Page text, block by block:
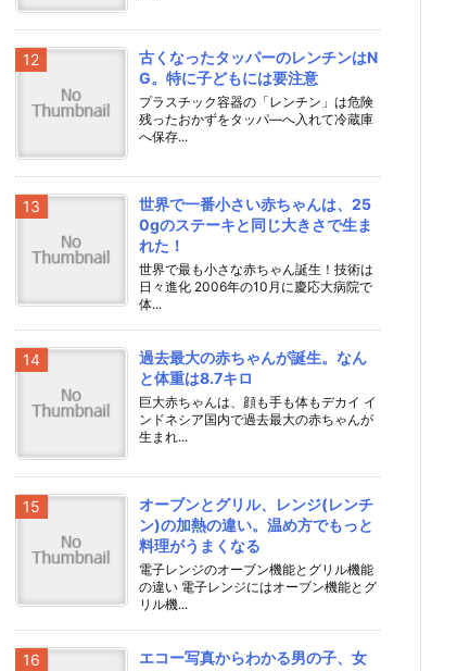
古くなったタッパーのレンチンはN
G。特に子どもには要注意
プラスチック容器の「レンチン」は危険
残ったおかずをタッパ―へ入れて冷蔵庫
へ保存...
世界で一番小さい赤ちゃんは、25
0gのステーキと同じ大きさで生ま
れた！
世界で最も小さな赤ちゃん誕生！技術は
日々進化 2006年の10月に慶応大病院で
体...
過去最大の赤ちゃんが誕生。なん
と体重は8.7キロ
巨大赤ちゃんは、顔も手も体もデカイ イ
ンドネシア国内で過去最大の赤ちゃんが
生まれ...
オーブンとグリル、レンジ(レンチ
ン)の加熱の違い。温め方でもっと
料理がうまくなる
電子レンジのオーブン機能とグリル機能
の違い 電子レンジにはオーブン機能とグ
リル機...
エコー写真からわかる男の子、女